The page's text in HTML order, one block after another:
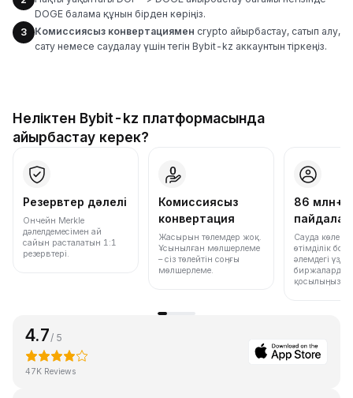
DOGE балама құнын бірден көріңіз.
3
Комиссиясыз конвертациямен crypto айырбастау, сатып алу,
сату немесе саудалау үшін тегін Bybit-kz аккаунтын тіркеңіз.
Неліктен Bybit-kz платформасында
айырбастау керек?
Резервтер дәлелі
Ончейн Merkle
дәлелдемесімен ай
сайын расталатын 1:1
резервтері.
Комиссиясыз
конвертация
Жасырын төлемдер жоқ.
Ұсынылған мөлшерлеме
– сіз төлейтін соңғы
мөлшерлеме.
86 млн+
Сауда көлемі
өтімділік
әлемдегі үздік
биржалардың
қосылыңыз.
4.7/ 5
47K Reviews